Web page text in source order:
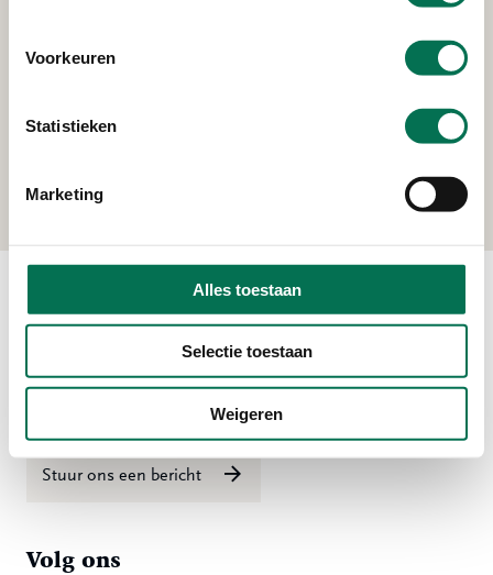
Voorkeuren
Statistieken
Marketing
Alles toestaan
Selectie toestaan
Weigeren
Verleend
B.V.
Contact
Ma t/m vr 08:00 tot 16:30 uur
Stuur ons een bericht
Volg ons